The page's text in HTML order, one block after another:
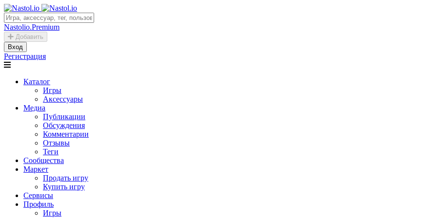
Nastolio.Premium
Добавить
Вход
Регистрация
Каталог
Игры
Аксессуары
Медиа
Публикации
Обсуждения
Комментарии
Отзывы
Теги
Сообщества
Маркет
Продать игру
Купить игру
Сервисы
Профиль
Игры